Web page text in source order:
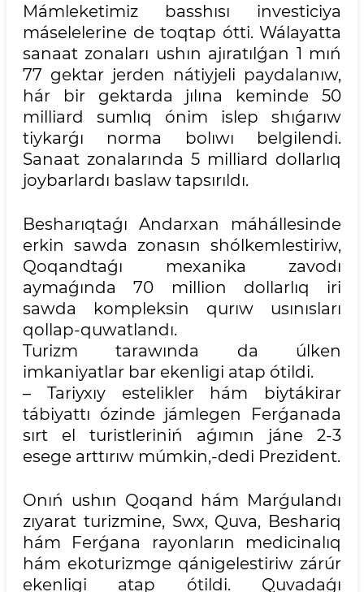
Mámleketimiz basshısı investiciya
máselelerine de toqtap ótti. Wálayatta
sanaat zonaları ushın ajıratılǵan 1 mıń
77 gektar jerden nátiyjeli paydalanıw,
hár bir gektarda jılına keminde 50
milliard sumlıq ónim islep shıǵarıw
tiykarǵı norma bolıwı belgilendi.
Sanaat zonalarında 5 milliard dollarlıq
joybarlardı baslaw tapsırıldı.
Besharıqtaǵı Andarxan máhállesinde
erkin sawda zonasın shólkemlestiriw,
Qoqandtaǵı mexanika zavodı
aymaǵında 70 million dollarlıq iri
sawda kompleksin qurıw usınısları
qollap-quwatlandı.
Turizm tarawında da úlken
imkaniyatlar bar ekenligi atap ótildi.
– Tariyxıy estelikler hám biytákirar
tábiyattı ózinde jámlegen Ferǵanada
sırt el turistleriniń aǵımın jáne 2-3
esege arttırıw múmkin,-dedi Prezident.
Onıń ushın Qoqand hám Marǵulandı
zıyarat turizmine, Swx, Quva, Beshariq
hám Ferǵana rayonların medicinalıq
hám ekoturizmge qánigelestiriw zárúr
ekenligi atap ótildi. Quvadaǵı